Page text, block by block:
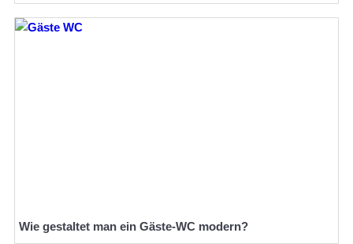
Wie gestaltet man ein Gäste-WC modern?